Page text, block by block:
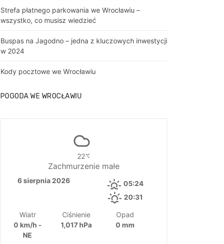
Strefa płatnego parkowania we Wrocławiu –
wszystko, co musisz wiedzieć
Buspas na Jagodno – jedna z kluczowych inwestycji
w 2024
Kody pocztowe we Wrocławiu
POGODA WE WROCŁAWIU
22
Zachmurzenie małe
6 sierpnia 2026
05:24
20:31
Wiatr
0 km/h -
NE
Ciśnienie
1,017 hPa
Opad
0 mm